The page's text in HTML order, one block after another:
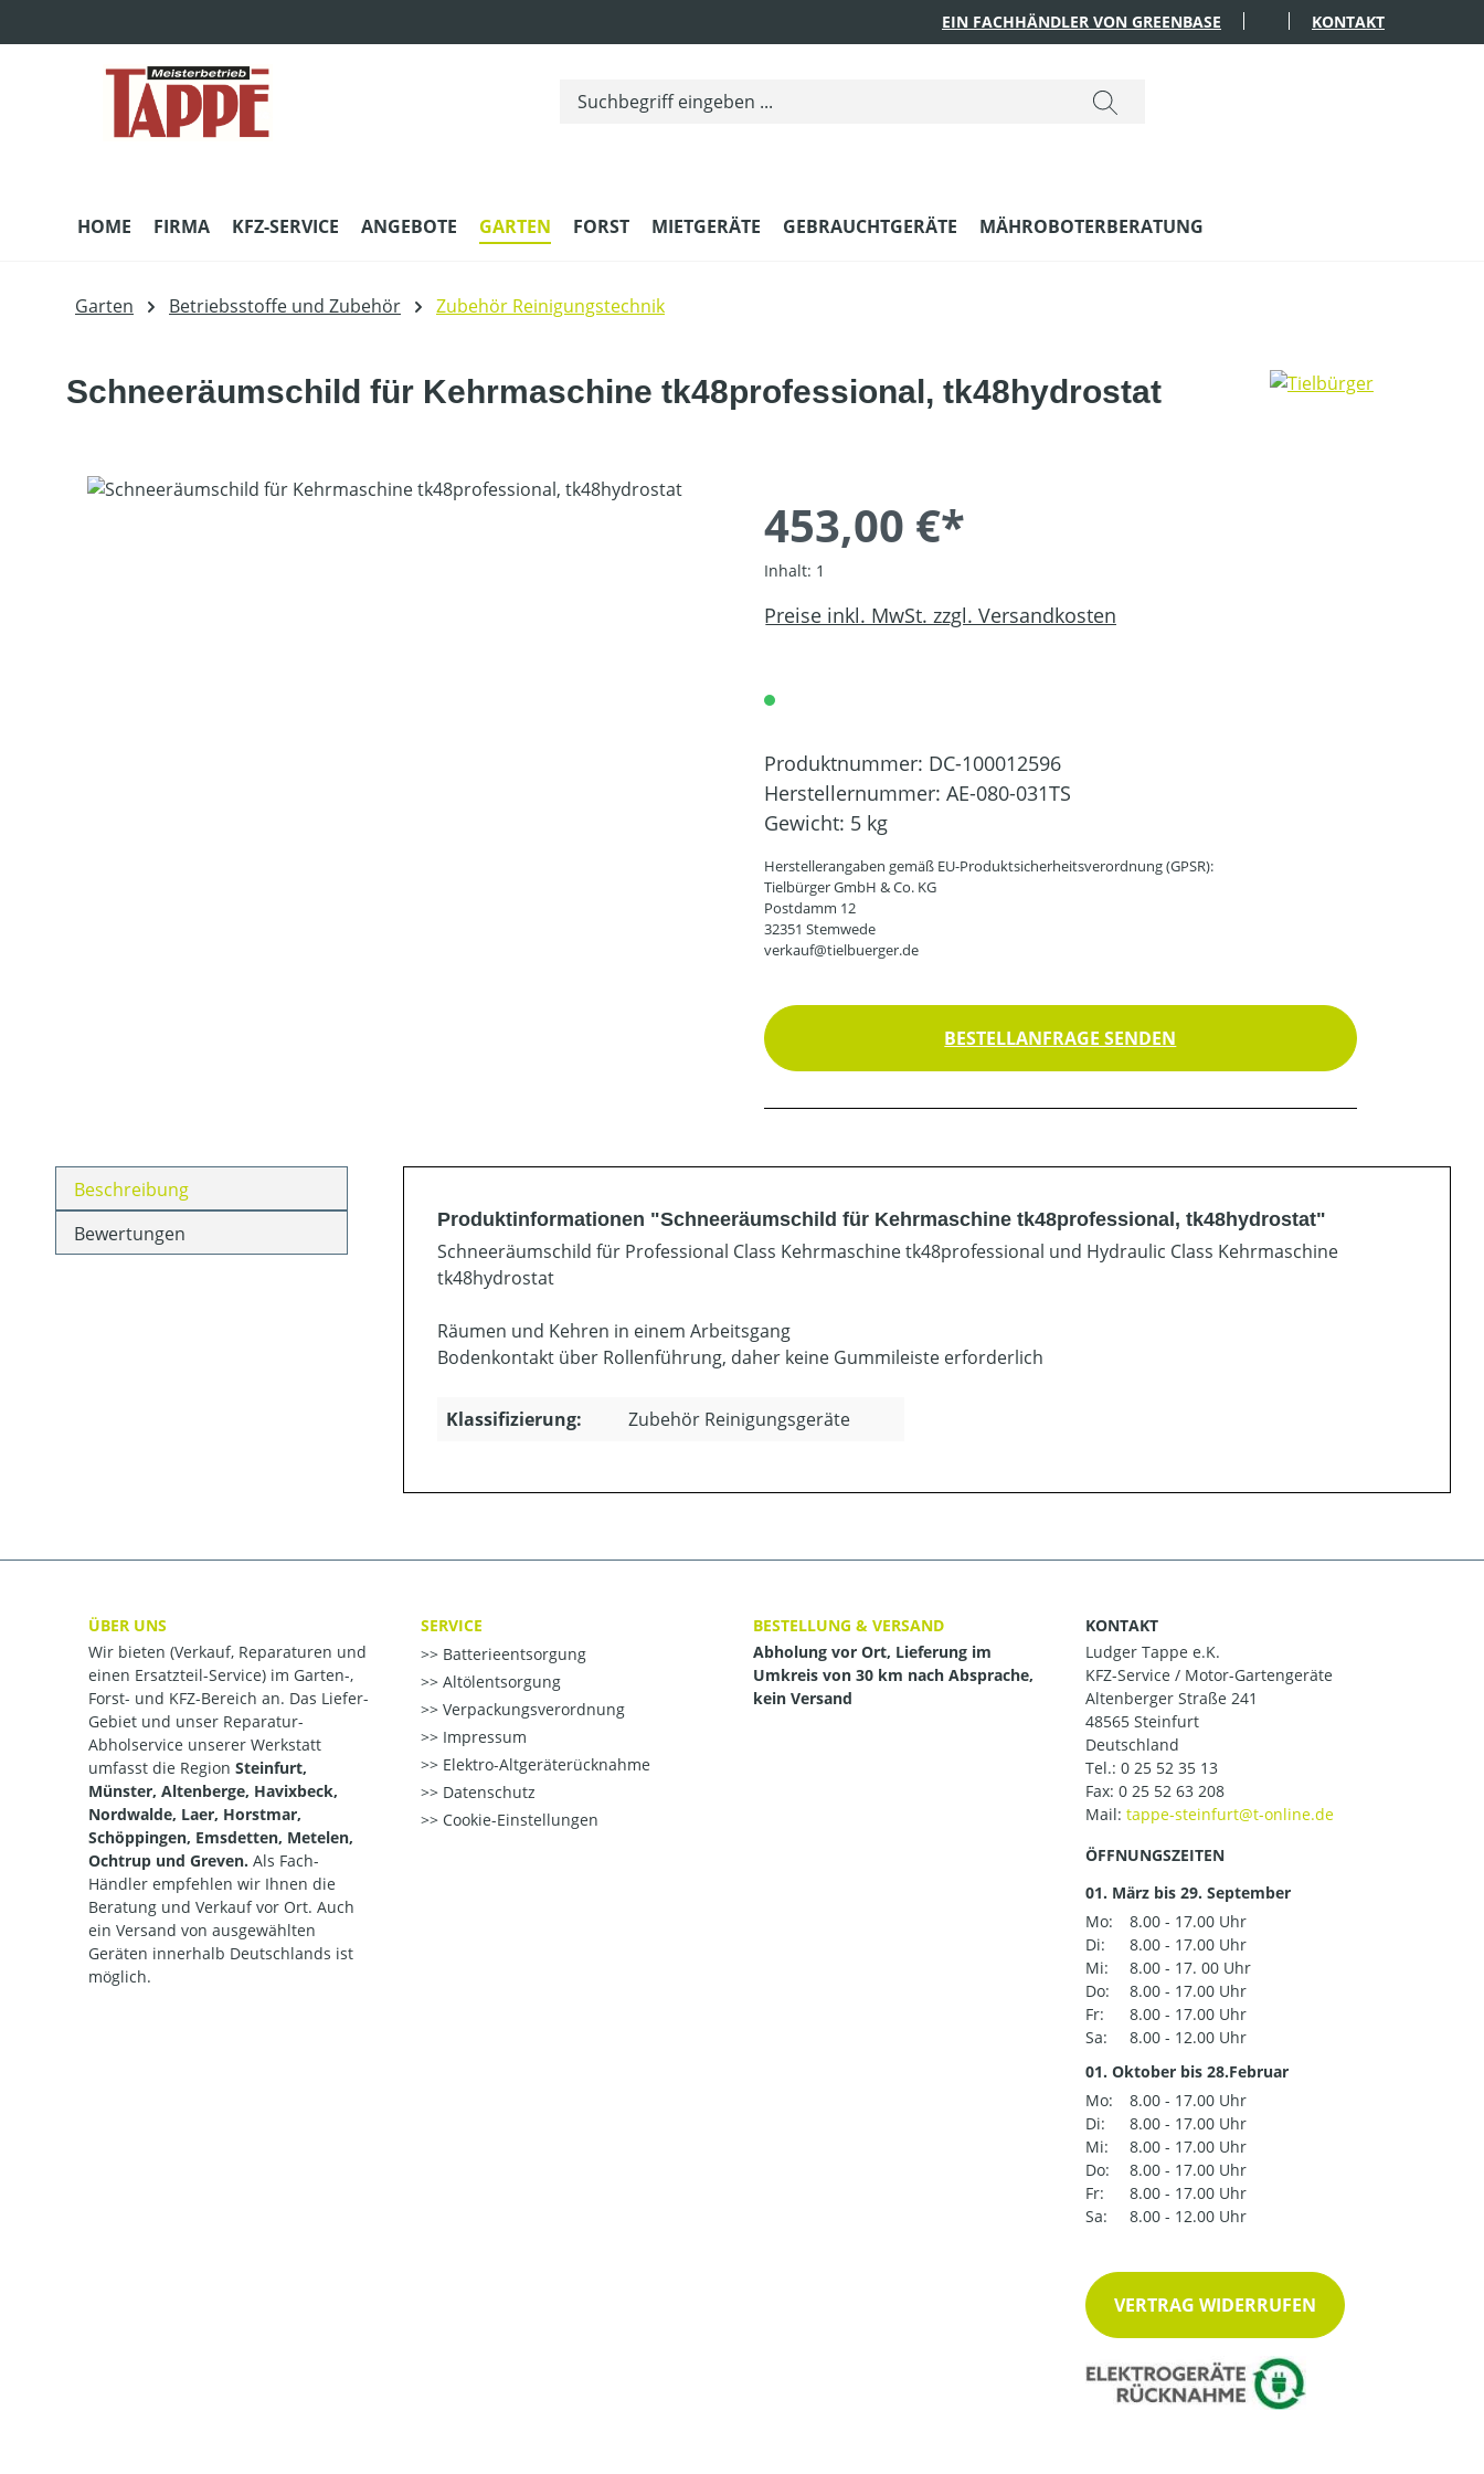
EIN FACHHÄNDLER VON GREENBASE KONTAKT
HOME FIRMA KFZ-SERVICE ANGEBOTE GARTEN FORST MIETGERÄTE GEBRAUCHTGERÄTE MÄHROBOTERBERATUNG
Garten Betriebsstoffe und Zubehör Zubehör Reinigungstechnik
Schneeräumschild für Kehrmaschine tk48professional, tk48hydrostat
Bildergalerie überspringen
453,00 €*
Inhalt: 1
Preise inkl. MwSt. zzgl. Versandkosten
Produktnummer: DC-100012596
Herstellernummer: AE-080-031TS
Gewicht: 5 kg
Herstellerangaben gemäß EU-Produktsicherheitsverordnung (GPSR):
Tielbürger GmbH & Co. KG
Postdamm 12
32351 Stemwede
verkauf@tielbuerger.de
BESTELLANFRAGE SENDEN
Beschreibung
Bewertungen
Produktinformationen "Schneeräumschild für Kehrmaschine tk48professional, tk48hydrostat"
Schneeräumschild für Professional Class Kehrmaschine tk48professional und Hydraulic Class Kehrmaschine
tk48hydrostat
Räumen und Kehren in einem Arbeitsgang
Bodenkontakt über Rollenführung, daher keine Gummileiste erforderlich
Klassifizierung: Zubehör Reinigungsgeräte
ÜBER UNS
Wir bieten (Verkauf, Reparaturen und
einen Ersatzteil-Service) im Garten-,
Forst- und KFZ-Bereich an. Das Liefer-
Gebiet und unser Reparatur-
Abholservice unserer Werkstatt
umfasst die Region Steinfurt,
Münster, Altenberge, Havixbeck,
Nordwalde, Laer, Horstmar,
Schöppingen, Emsdetten, Metelen,
Ochtrup und Greven. Als Fach-
Händler empfehlen wir Ihnen die
Beratung und Verkauf vor Ort. Auch
ein Versand von ausgewählten
Geräten innerhalb Deutschlands ist
möglich.
SERVICE
Batterieentsorgung
Altölentsorgung
Verpackungsverordnung
Impressum
Elektro-Altgeräterücknahme
Datenschutz
Cookie-Einstellungen
BESTELLUNG & VERSAND
Abholung vor Ort, Lieferung im
Umkreis von 30 km nach Absprache,
kein Versand
KONTAKT
Ludger Tappe e.K.
KFZ-Service / Motor-Gartengeräte
Altenberger Straße 241
48565 Steinfurt
Deutschland
Tel.: 0 25 52 35 13
Fax: 0 25 52 63 208
Mail:
ÖFFNUNGSZEITEN
01. März bis 29. September
Mo:
8.00 - 17.00 Uhr
Di:
8.00 - 17.00 Uhr
Mi:
8.00 - 17. 00 Uhr
Do:
8.00 - 17.00 Uhr
Fr:
8.00 - 17.00 Uhr
Sa:
8.00 - 12.00 Uhr
01. Oktober bis 28.Februar
Mo:
8.00 - 17.00 Uhr
Di:
8.00 - 17.00 Uhr
Mi:
8.00 - 17.00 Uhr
Do:
8.00 - 17.00 Uhr
Fr:
8.00 - 17.00 Uhr
Sa:
8.00 - 12.00 Uhr
VERTRAG WIDERRUFEN